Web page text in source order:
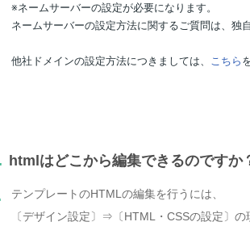
※ネームサーバーの設定が必要になります。
ネームサーバーの設定方法に関するご質問は、独
他社ドメインの設定方法につきましては、 こちら
htmlはどこから編集できるのですか
テンプレートのHTMLの編集を行うには、
〔デザイン設定〕⇒〔HTML・CSSの設定〕の